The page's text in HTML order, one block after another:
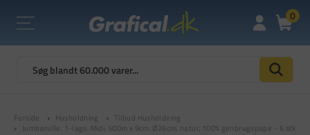
0
Forside Husholdning
Tilbud Husholdning
Jumborulle, 1-lags, Midi, 500m x 9cm, Ø26cm, natur, 100% genbrugspapir - 6 stk